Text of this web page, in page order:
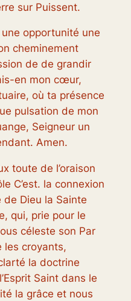
sur Puissent.
opportunité une
cheminement
de de grandir
en mon cœur,
où ta présence
pulsation de mon
Seigneur un
Amen.
toute de l’oraison
C’est. la connexion
Dieu la Sainte
qui, prie pour le
céleste son Par
les croyants,
la doctrine
Saint dans le
la grâce et nous